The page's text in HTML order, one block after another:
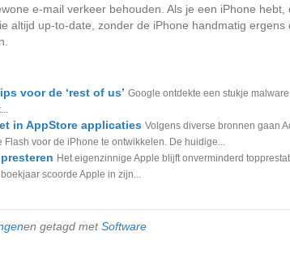
e-mail verkeer behouden. Als je een iPhone hebt,
altijd up-to-date, zonder de iPhone handmatig ergens
voor de ‘rest of us’ Google ontdekte een stukje
in AppStore applicaties Volgens diverse bronnen gaan
voor de iPhone te ontwikkelen. De huidige...
Het eigenzinnige Apple blijft onverminderd
scoorde Apple in zijn...
en getagd metSoftware